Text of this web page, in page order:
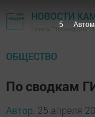
НОВОСТИ
Газета "Посинформ"
ОБЩЕСТВО
По сводкам
Автор, 25 апреля
4